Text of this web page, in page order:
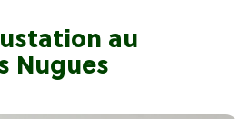
au
Nugues